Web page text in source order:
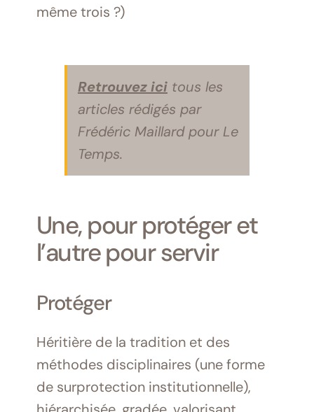
même trois ?)
Retrouvez icitous les
articles rédigés par
Frédéric Maillard pour Le
Temps.
Une, pour protéger et
l’autre pour servir
Protéger
Héritière de la tradition et des
méthodes disciplinaires (une forme
de surprotection institutionnelle),